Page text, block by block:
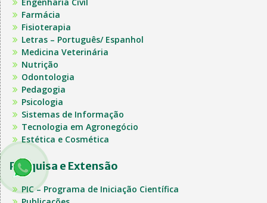
Engenharia Civil
Farmácia
Fisioterapia
Letras – Português/ Espanhol
Medicina Veterinária
Nutrição
Odontologia
Pedagogia
Psicologia
Sistemas de Informação
Tecnologia em Agronegócio
Estética e Cosmética
Pesquisa e Extensão
PIC – Programa de Iniciação Científica